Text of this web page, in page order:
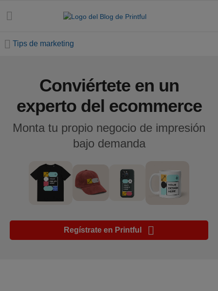
artículos
Estilo y
marketing
Guía
Tips de marketing
Conviértete en un
experto del ecommerce
Monta tu propio negocio de impresión
bajo demanda
Regístrate en Printful